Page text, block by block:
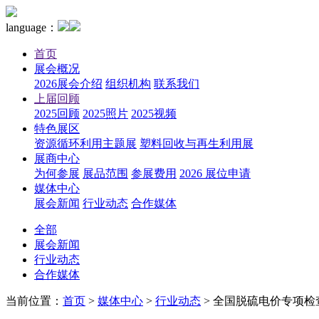
language：
首页
展会概况
2026展会介绍 组织机构 联系我们
上届回顾
2025回顾 2025照片 2025视频
特色展区
资源循环利用主题展 塑料回收与再生利用展
展商中心
为何参展 展品范围 参展费用 2026 展位申请
媒体中心
展会新闻 行业动态 合作媒体
全部
展会新闻
行业动态
合作媒体
当前位置： 首页 > 媒体中心 > 行业动态 > 全国脱硫电价专项检